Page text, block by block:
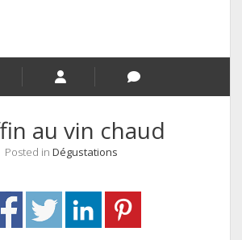
au vin chaud
Posted in Dégustations